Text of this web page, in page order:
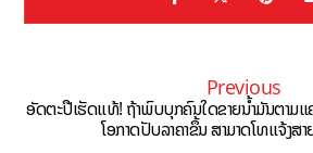
Previous
ອັດຕະປືເຮັດແທ້! ຖ້າພົບບຸກຄົນໃດຂາຍນ້ຳມັນຕາມ
ໂອກາດປັບລາຄາຂຶ້ນ ສາມາດໂທແຈ້ງສ